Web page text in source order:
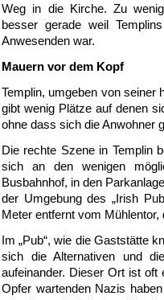
Weg in die Kirche. Zu
besser gerade weil
Anwesenden war.
Mauern vor dem Kopf
Templin, umgeben von seiner
gibt wenig Plätze auf denen
ohne dass sich die Anwohner
Die rechte Szene in Templin
sich an den wenigen
Busbahnhof, in den
der Umgebung des „Irish
Meter entfernt vom
Im „Pub“, wie die Gaststätte
sich die Alternativen und
aufeinander. Dieser Ort ist oft
Opfer wartenden Nazis